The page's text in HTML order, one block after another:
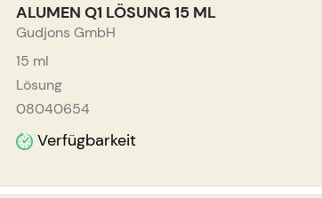
ALUMEN Q1 LÖSUNG 15 ML
Gudjons GmbH
15 ml
Lösung
08040654
Verfügbarkeit